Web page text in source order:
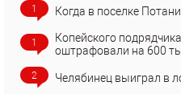
1 Когда в поселке
1
Копейского
оштрафовали на 600
2 Челябинец выиграл в